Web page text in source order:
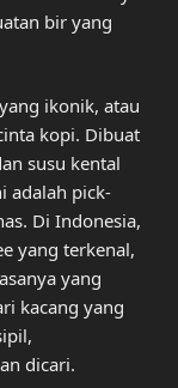
bir yang
ikonik, atau
kopi. Dibuat
susu kental
adalah pick-
Di Indonesia,
yang terkenal,
yang
kacang yang
dicari.